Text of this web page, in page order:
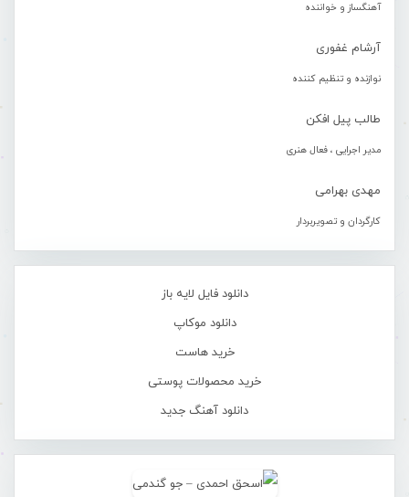
آهنگساز و خواننده
آرشام غفوری
نوازنده و تنظیم کننده
طالب پیل افکن
مدیر اجرایی ، فعال هنری
مهدی بهرامی
کارگردان و تصویربردار
دانلود فایل لایه باز
دانلود موکاپ
خرید هاست
خرید محصولات پوستی
دانلود آهنگ جدید